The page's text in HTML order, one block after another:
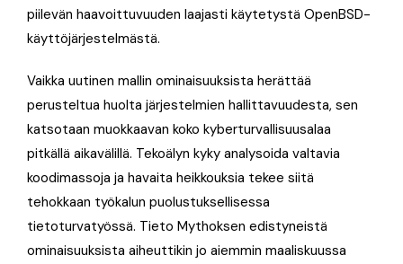
piilevän haavoittuvuuden laajasti käytetystä OpenBSD-
käyttöjärjestelmästä.
Vaikka uutinen mallin ominaisuuksista herättää
perusteltua huolta järjestelmien hallittavuudesta, sen
katsotaan muokkaavan koko kyberturvallisuusalaa
pitkällä aikavälillä. Tekoälyn kyky analysoida valtavia
koodimassoja ja havaita heikkouksia tekee siitä
tehokkaan työkalun puolustuksellisessa
tietoturvatyössä. Tieto Mythoksen edistyneistä
ominaisuuksista aiheuttikin jo aiemmin maaliskuussa